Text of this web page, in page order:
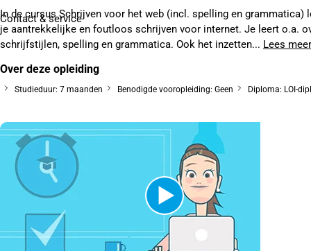
Contact& service
In de cursus Schrijven voor het web (incl. spelling en grammatica)
je aantrekkelijke en foutloos schrijven voor internet. Je leert o.a.
schrijfstijlen, spelling en grammatica. Ook het inzetten... Lees meer
Over deze opleiding
Studieduur: 7 maanden Benodigde vooropleiding: Geen Diploma: LOI-